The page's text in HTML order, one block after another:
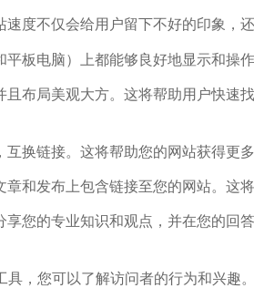
度不仅会给用户留下不好的印象，
板电脑）上都能够良好地显示和操
布局美观大方。这将帮助用户快速
换链接。这将帮助您的网站获得更
和发布上包含链接至您的网站。这
您的专业知识和观点，并在您的回
，您可以了解访问者的行为和兴趣